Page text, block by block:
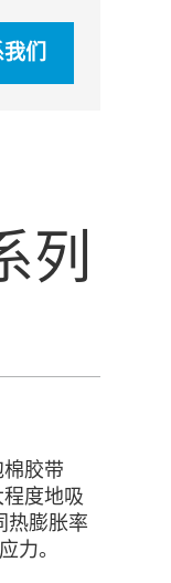
们
列
胶带
度地吸
热膨胀率
力。